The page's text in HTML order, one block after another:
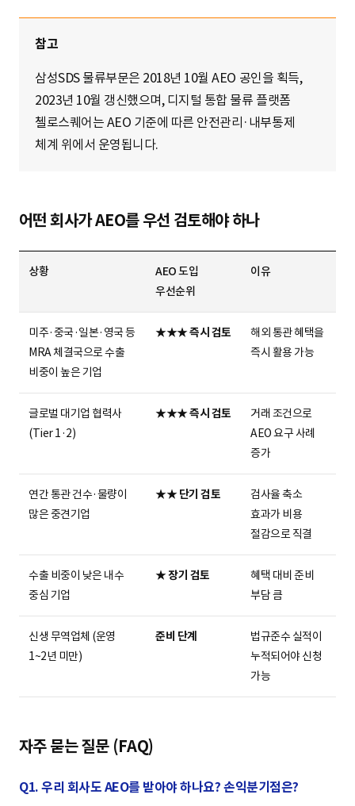
참고
삼성SDS 물류부문은 2018년 10월 AEO 공인을 획득,
2023년 10월 갱신했으며, 디지털 통합 물류 플랫폼
첼로스퀘어는 AEO 기준에 따른 안전관리·내부통제
체계 위에서 운영됩니다.
어떤 회사가 AEO를 우선 검토해야 하나
상황
AEO 도입
우선순위
이유
미주·중국·일본·영국 등
MRA 체결국으로 수출
비중이 높은 기업
★★★ 즉시 검토
해외 통관 혜택을
즉시 활용 가능
글로벌 대기업 협력사
(Tier 1·2)
★★★ 즉시 검토
거래 조건으로
AEO 요구 사례
증가
연간 통관 건수·물량이
많은 중견기업
★★ 단기 검토
검사율 축소
효과가 비용
절감으로 직결
수출 비중이 낮은 내수
중심 기업
★ 장기 검토
혜택 대비 준비
부담 큼
신생 무역업체 (운영
1~2년 미만)
준비 단계
법규준수 실적이
누적되어야 신청
가능
자주 묻는 질문 (FAQ)
Q1. 우리 회사도 AEO를 받아야 하나요? 손익분기점은?